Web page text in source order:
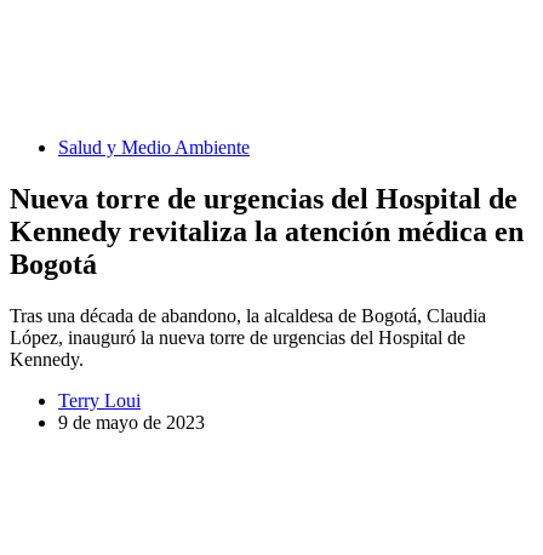
Salud y Medio Ambiente
Nueva torre de urgencias del Hospital de
Kennedy revitaliza la atención médica en
Bogotá
Tras una década de abandono, la alcaldesa de Bogotá, Claudia
López, inauguró la nueva torre de urgencias del Hospital de
Kennedy.
Terry Loui
9 de mayo de 2023